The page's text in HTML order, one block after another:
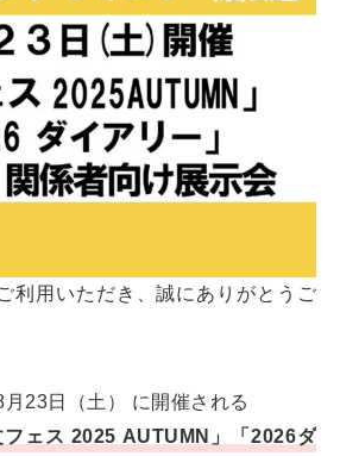
利用いただき、誠にありがとうご
23日（土） に開催される
フェス 2025 AUTUMN」「2026ダ